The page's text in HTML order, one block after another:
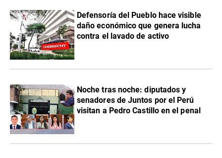
Defensoría del Pueblo hace visible
daño económico que genera lucha
contra el lavado de activo
Noche tras noche: diputados y
senadores de Juntos por el Perú
visitan a Pedro Castillo en el penal